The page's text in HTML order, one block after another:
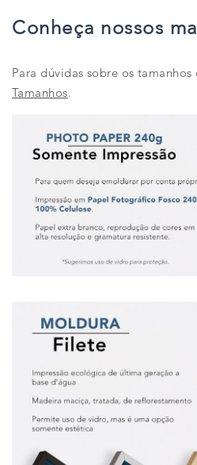
Conheça nossos
Para dúvidas sobre os tamanhos
Tamanhos.